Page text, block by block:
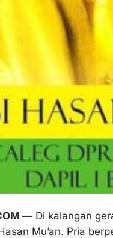
— Di kalangan
Mu’an. Pria